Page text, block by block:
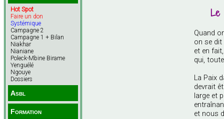
Hot Spot
Faire un don
Systémique
Campagne 2
Campagne 1 + Bilan
Niakhar
Nianiane
Poleck-Mbine Birame
Yenguélé
Ngouye
Dossiers
Asbl
Formation
Le
Quand
on se
et en
qui,
La Paix
devrait
large et
et nous